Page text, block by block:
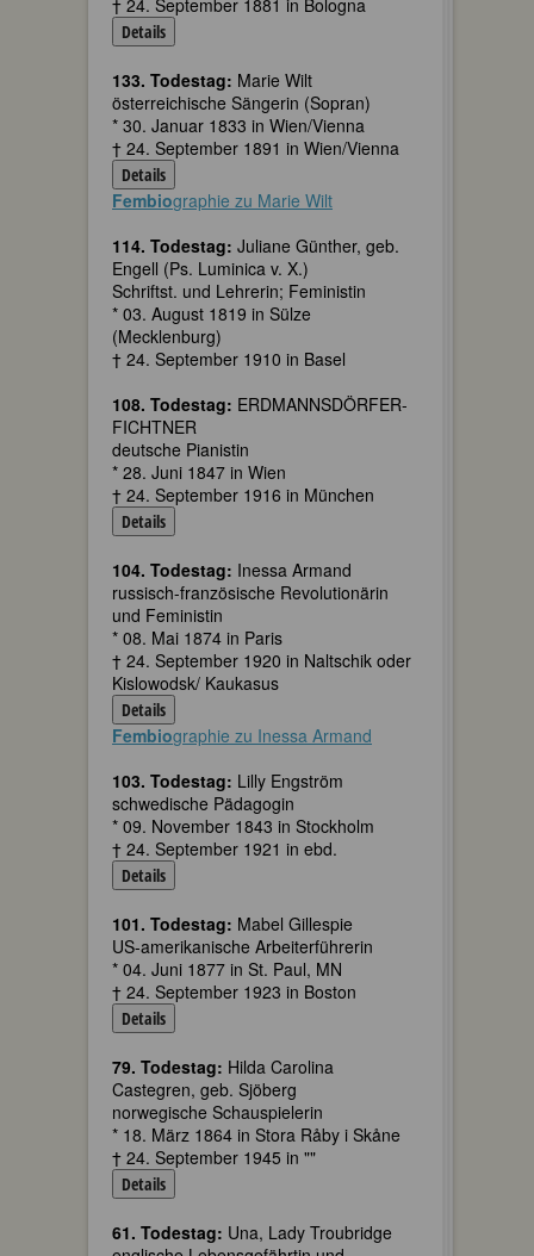
† 24. September 1881 in Bologna
Details
133. Todestag: Marie Wilt
österreichische Sängerin (Sopran)
* 30. Januar 1833 in Wien/Vienna
† 24. September 1891 in Wien/Vienna
Details
Fembiographie zu Marie Wilt
114. Todestag: Juliane Günther, geb.
Engell (Ps. Luminica v. X.)
Schriftst. und Lehrerin; Feministin
* 03. August 1819 in Sülze
(Mecklenburg)
† 24. September 1910 in Basel
108. Todestag: ERDMANNSDÖRFER-
FICHTNER
deutsche Pianistin
* 28. Juni 1847 in Wien
† 24. September 1916 in München
Details
104. Todestag: Inessa Armand
russisch-französische Revolutionärin
und Feministin
* 08. Mai 1874 in Paris
† 24. September 1920 in Naltschik oder
Kislowodsk/ Kaukasus
Details
Fembiographie zu Inessa Armand
103. Todestag: Lilly Engström
schwedische Pädagogin
* 09. November 1843 in Stockholm
† 24. September 1921 in ebd.
Details
101. Todestag: Mabel Gillespie
US-amerikanische Arbeiterführerin
* 04. Juni 1877 in St. Paul, MN
† 24. September 1923 in Boston
Details
79. Todestag: Hilda Carolina
Castegren, geb. Sjöberg
norwegische Schauspielerin
* 18. März 1864 in Stora Råby i Skåne
† 24. September 1945 in ""
Details
61. Todestag: Una, Lady Troubridge